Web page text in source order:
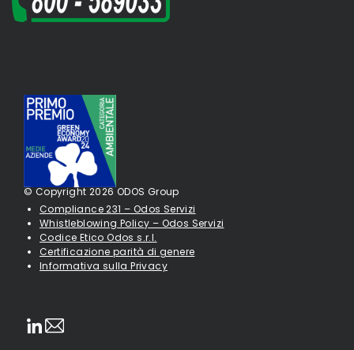
© Copyright 2026 ODOS Group
Compliance 231 – Odos Servizi
Whistleblowing Policy – Odos Servizi
Codice Etico Odos s.r.l.
Certificazione parità di genere
Informativa sulla Privacy